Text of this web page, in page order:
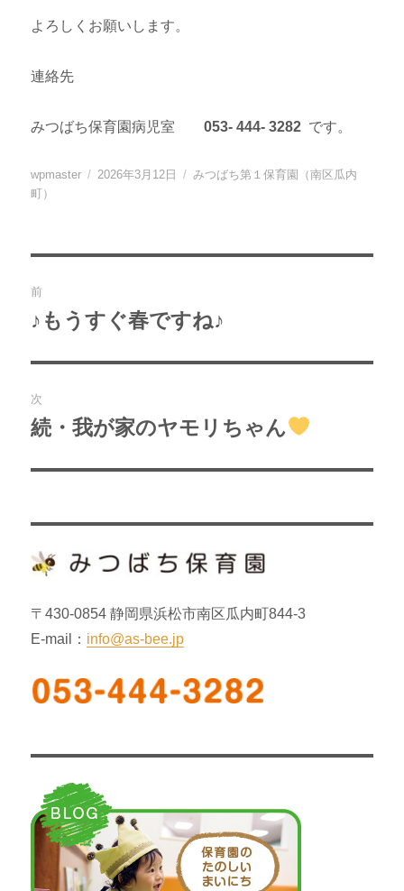
よろしくお願いします。
連絡先
みつばち保育園病児室053- 444- 3282 です。
投
稿
wpmaster
投
2026年3月12日
カ
みつばち第１保育園（南区瓜内
町）
稿
ビ
ゲ
ー
ン
前
過
の
投
稿:
♪もうすぐ春ですね♪
次
次
投
続・我が家のヤモリちゃん
〒430-0854 静岡県浜松市南区瓜内町844-3
E-mail： info@as-bee.jp